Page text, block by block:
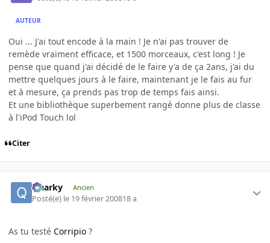
AUTEUR
Oui ... J'ai tout encode à la main ! Je n'ai pas trouver de
remède vraiment efficace, et 1500 morceaux, c'est long ! Je
pense que quand j'ai décidé de le faire y'a de ça 2ans, j'ai du
mettre quelques jours à le faire, maintenant je le fais au fur
et à mesure, ça prends pas trop de temps fais ainsi.
Et une bibliothèque superbement rangé donne plus de classe
à l'iPod Touch lol
Citer
Quarky Ancien
Posté(e) le 19 février 200818 a
As tu testé Corripio ?